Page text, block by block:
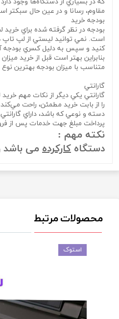
که در بسياري از دستگاه‌ها وجود دارد
مقاوم، رسانا و در عين حال سبکتر
بودجه خريد
بودجه در نظر گرفته شده براي خريد
است. نمي‌ توانيد ليستي از لپ تاپ‌
کنيد و سپس به دليل کسري بودجه
بنابراين بهتر است قبل از خريد
متناسب با ميزان بودجه بهترين
گارانتي
گارانتي يکي ديگر از نکات مهم
را از بابت خريد مطمئن، راحت
دسته و نوعي که باشد، داراي
پرداخت مبلغ جهت خدمات پس از
نکته مهم :
دستگاه کارکرده می باشد
محصولات مرتبط
استوک